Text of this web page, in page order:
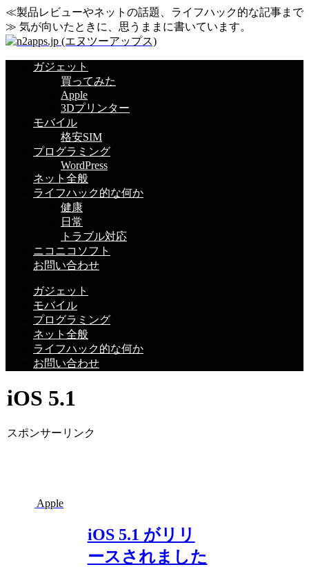
≪製品レビューやネットの話題、ライフハック的な記事まで
≫ 気が向いたときに、思うままに書いています。
ガジェット
買ってみた
Apple
3Dプリンター
モバイル
格安SIM
プログラミング
WordPress
ネット全般
ライフハック的な何か
健康
日常
トラブル対応
ニコニコソフト
お問い合わせ
ガジェット
モバイル
プログラミング
ネット全般
ライフハック的な何か
お問い合わせ
iOS 5.1
スポンサーリンク
Apple
iOS 5.1 がリリ
ースされました